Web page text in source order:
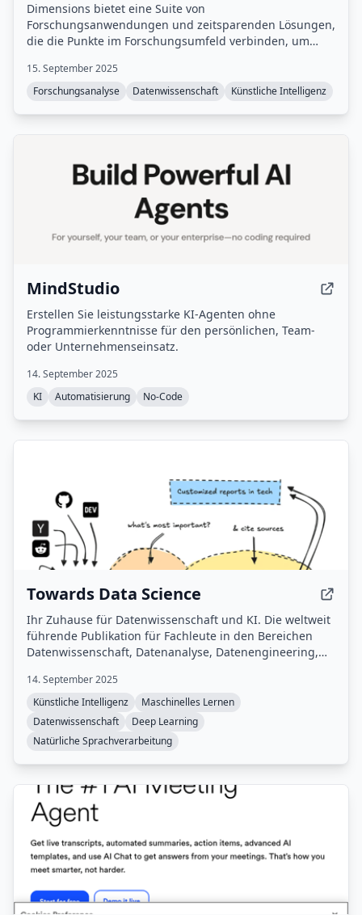
Dimensions bietet eine Suite von
Forschungsanwendungen und zeitsparenden Lösungen,
die die Punkte im Forschungsumfeld verbinden, um
15. September 2025
Forschungsanalyse
Datenwissenschaft Künstliche Intelligenz
MindStudio
Erstellen Sie leistungsstarke KI-Agenten ohne
Programmierkenntnisse für den persönlichen, Team-
oder Unternehmenseinsatz.
14. September 2025
KI
Automatisierung No-Code
Towards Data Science
Ihr Zuhause für Datenwissenschaft und KI. Die weltweit
führende Publikation für Fachleute in den Bereichen
Datenwissenschaft, Datenanalyse, Datenengineering,
14. September 2025
Künstliche Intelligenz
Maschinelles Lernen
Datenwissenschaft
Deep Learning
Natürliche Sprachverarbeitung